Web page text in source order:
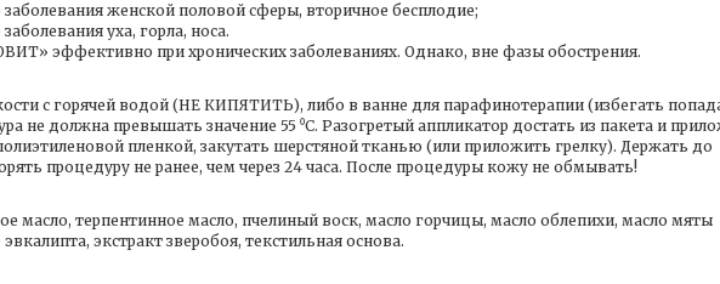
женской половой сферы, вторичное бесплодие;
уха, горла, носа.
эффективно при хронических заболеваниях. Однако, вне фазы обострения.
с горячей водой (НЕ КИПЯТИТЬ), либо в ванне для парафинотерапии (избегать
не должна превышать значение 55 ⁰С. Разогретый аппликатор достать из пакета и
пленкой, закутать шерстяной тканью (или приложить грелку). Держать до
процедуру не ранее, чем через 24 часа. После процедуры кожу не обмывать!
масло, терпентинное масло, пчелиный воск, масло горчицы, масло облепихи, масло мяты
экстракт зверобоя, текстильная основа.